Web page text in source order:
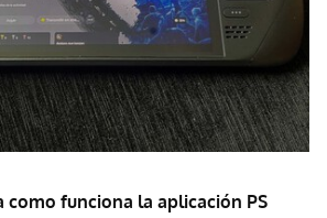
como funciona la aplicación PS